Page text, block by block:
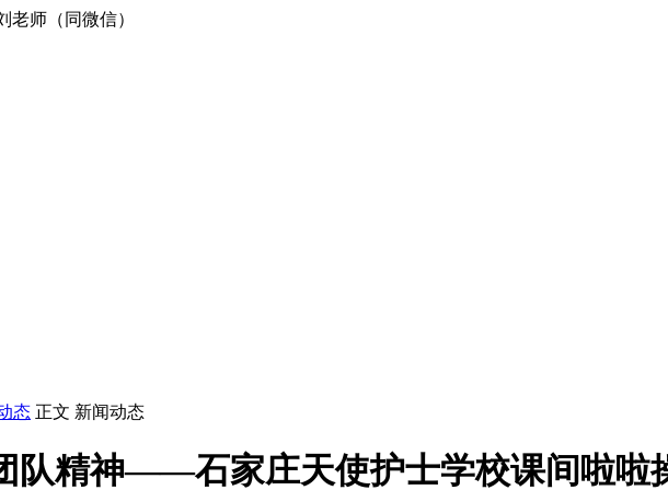
老师（同微信）
态 正文 新闻动态
队精神——石家庄天使护士学校课间啦啦